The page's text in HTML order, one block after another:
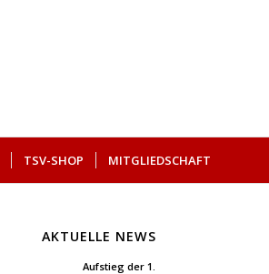
TSV-SHOP MITGLIEDSCHAFT
AKTUELLE NEWS
Aufstieg der 1.